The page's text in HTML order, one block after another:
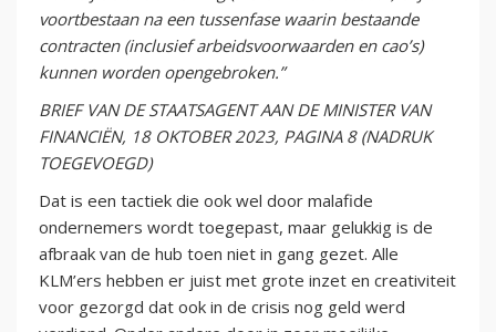
voortbestaan na een tussenfase waarin bestaande
contracten (inclusief arbeidsvoorwaarden en cao’s)
kunnen worden opengebroken.”
BRIEF VAN DE STAATSAGENT AAN DE MINISTER VAN
FINANCIËN, 18 OKTOBER 2023, PAGINA 8 (NADRUK
TOEGEVOEGD)
Dat is een tactiek die ook wel door malafide
ondernemers wordt toegepast, maar gelukkig is de
afbraak van de hub toen niet in gang gezet. Alle
KLM’ers hebben er juist met grote inzet en creativiteit
voor gezorgd dat ook in de crisis nog geld werd